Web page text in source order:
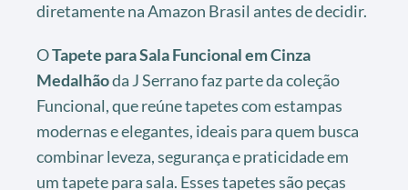
diretamente na Amazon Brasil antes de decidir.
OTapete para Sala Funcional em Cinza
Medalhãoda J Serrano faz parte da coleção
Funcional, que reúne tapetes com estampas
modernas e elegantes, ideais para quem busca
combinar leveza, segurança e praticidade em
um tapete para sala. Esses tapetes são peças